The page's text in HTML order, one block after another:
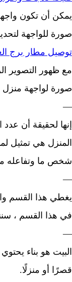
يمكن أن تكون
صورة للواجهة
توصيل مطار برج
مع ظهور التصوير
صورة لواجهة منزل
—
إنها لحقيقة أن
المنزل هي تمثيل
شخص ما وتفاعله
—
يغطي هذا القسم
في هذا القسم ،
—
البيت هو بناء
قصرًا أو منزلًا.